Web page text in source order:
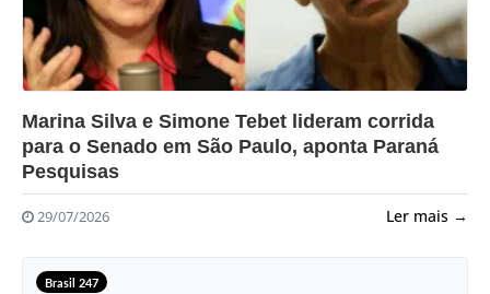
?>
Marina Silva e Simone Tebet lideram corrida
para o Senado em São Paulo, aponta Paraná
Pesquisas
29/07/2026 Ler mais →
Brasil 247